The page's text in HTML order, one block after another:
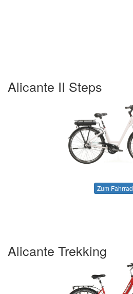
Alicante II Steps
Zum Fahrrad
Alicante Trekking